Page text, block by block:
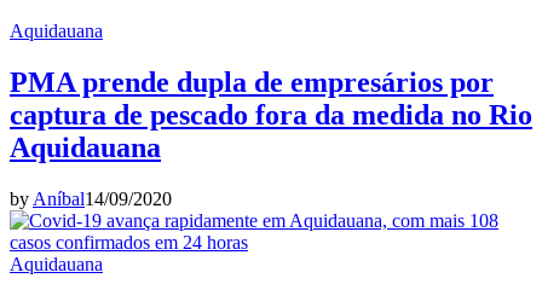
Aquidauana
PMA prende dupla de empresários por
captura de pescado fora da medida no Rio
Aquidauana
by Aníbal14/09/2020
Aquidauana